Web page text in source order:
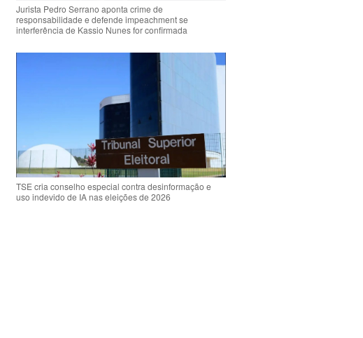
Jurista Pedro Serrano aponta crime de
responsabilidade e defende impeachment se
interferência de Kassio Nunes for confirmada
TSE cria conselho especial contra desinformação e
uso indevido de IA nas eleições de 2026